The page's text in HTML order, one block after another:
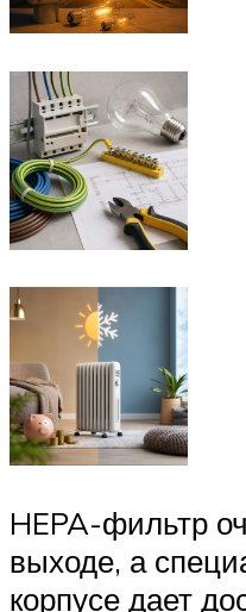
HEPA-фильтр
выходе, а
корпусе дает